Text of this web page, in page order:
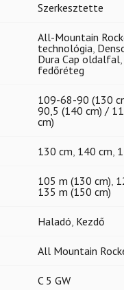
Szerkesztette
All-Mountain
technológia,
Dura Cap oldalfal,
fedőréteg
109-68-90 (130
90,5 (140 cm) /
cm)
130 cm, 140 cm,
105 m (130 cm),
135 m (150 cm)
Haladó, Kezdő
All Mountain
C 5 GW